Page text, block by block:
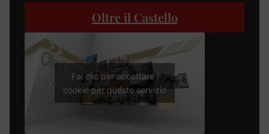
Oltre il Castello
Fai clic per accettare i
cookie per questo servizio